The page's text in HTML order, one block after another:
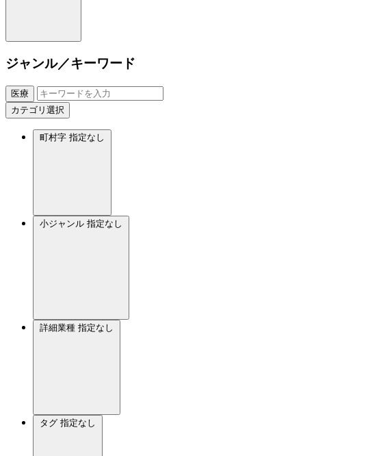
ジャンル／キーワード
医療
カテゴリ選択
町村字 指定なし
小ジャンル 指定なし
詳細業種 指定なし
タグ 指定なし